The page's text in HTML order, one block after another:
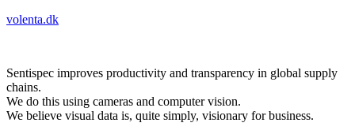
volenta.dk
Sentispec improves productivity and transparency in global supply
chains.
We do this using cameras and computer vision.
We believe visual data is, quite simply, visionary for business.